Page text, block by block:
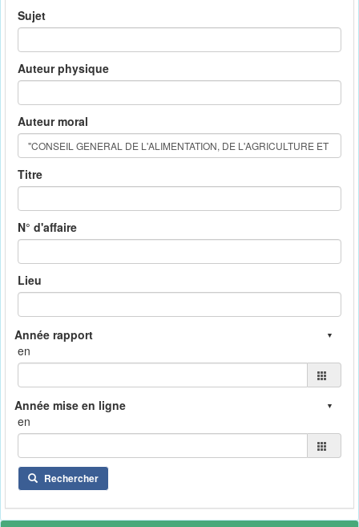
Sujet
Auteur physique
Auteur moral
Titre
N° d'affaire
Lieu
en
en
Rechercher